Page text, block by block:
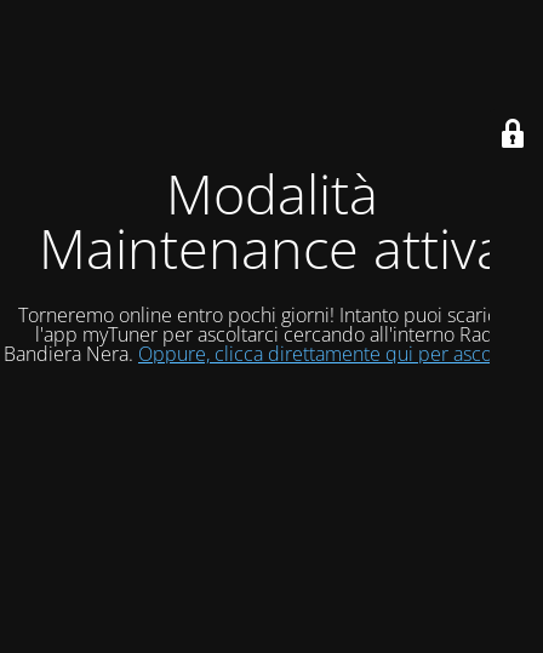
Modalità
Maintenance attiva
Torneremo online entro pochi giorni! Intanto puoi scaricare
l'app myTuner per ascoltarci cercando all'interno Radio
Bandiera Nera. Oppure, clicca direttamente qui per ascoltarci!